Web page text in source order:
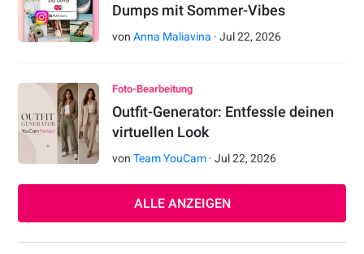
Dumps mit Sommer-Vibes
vonAnna Maliavina ·Jul 22,2026
Foto-Bearbeitung
Outfit-Generator: Entfessle deinen
virtuellen Look
vonTeam YouCam ·Jul 22,2026
ALLE ANZEIGEN